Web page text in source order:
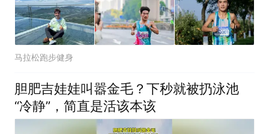
马拉松跑步健身
胆肥吉娃娃叫嚣金毛？下秒就被扔泳池
“冷静”，简直是活该本该